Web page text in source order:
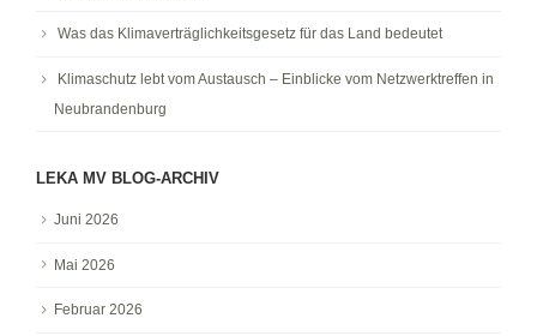
Was das Klimaverträglichkeitsgesetz für das Land bedeutet
Klimaschutz lebt vom Austausch – Einblicke vom Netzwerktreffen in
Neubrandenburg
LEKA MV BLOG-ARCHIV
Juni 2026
Mai 2026
Februar 2026